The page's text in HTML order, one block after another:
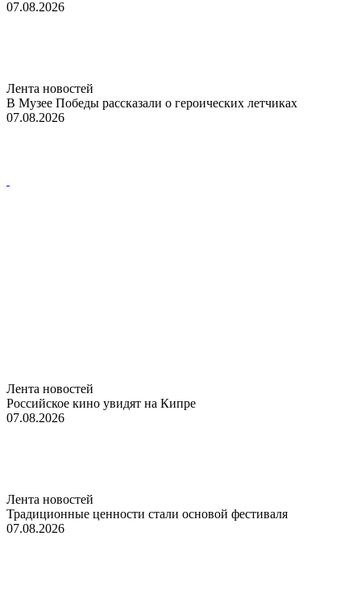
07.08.2026
Лента новостей
В Музее Победы рассказали о героических летчиках
07.08.2026
Лента новостей
Российское кино увидят на Кипре
07.08.2026
Лента новостей
Традиционные ценности стали основой фестиваля
07.08.2026